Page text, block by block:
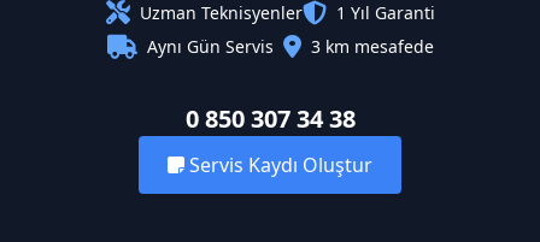
Uzman Teknisyenler
1 Yıl Garanti
Aynı Gün Servis
3 km mesafede
0 850 307 34 38
Servis Kaydı Oluştur